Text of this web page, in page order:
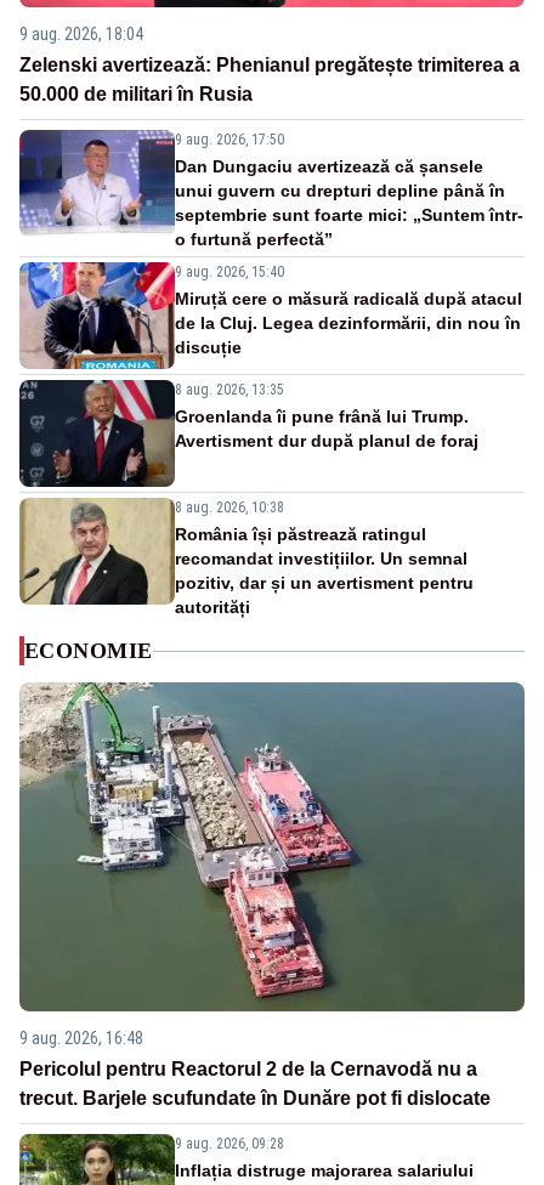
9 aug. 2026, 18:04
Zelenski avertizează: Phenianul pregătește trimiterea a
50.000 de militari în Rusia
9 aug. 2026, 17:50
Dan Dungaciu avertizează că șansele
unui guvern cu drepturi depline până în
septembrie sunt foarte mici: „Suntem într-
o furtună perfectă”
9 aug. 2026, 15:40
Miruță cere o măsură radicală după atacul
de la Cluj. Legea dezinformării, din nou în
discuție
8 aug. 2026, 13:35
Groenlanda îi pune frână lui Trump.
Avertisment dur după planul de foraj
8 aug. 2026, 10:38
România își păstrează ratingul
recomandat investițiilor. Un semnal
pozitiv, dar și un avertisment pentru
autorități
ECONOMIE
9 aug. 2026, 16:48
Pericolul pentru Reactorul 2 de la Cernavodă nu a
trecut. Barjele scufundate în Dunăre pot fi dislocate
9 aug. 2026, 09:28
Inflația distruge majorarea salariului